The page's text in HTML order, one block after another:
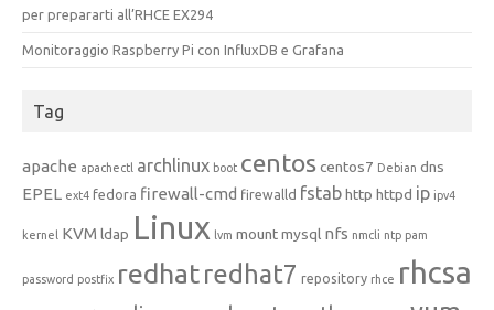
per prepararti all’RHCE EX294
Monitoraggio Raspberry Pi con InfluxDB e Grafana
Tag
apache apachectl archlinux boot centoscentos7 Debian dns
EPEL ext4 fedora firewall-cmd firewalld fstabhttp httpd ip ipv4
kernel KVM ldap Linux lvm mountmysql nfs nmcli ntp pam
password postfix redhatredhat7 repository rhce rhcsa